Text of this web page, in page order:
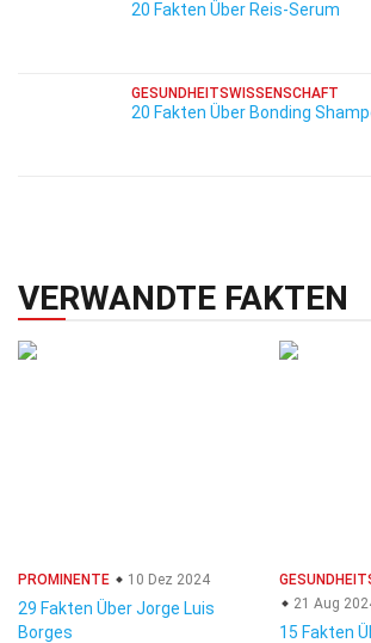
20 Fakten Über Reis-Serum
GESUNDHEITSWISSENSCHAFT
20 Fakten Über Bonding
VERWANDTE FAKTEN
PROMINENTE 10 Dez 2024
29 Fakten Über Jorge Luis
Borges
21 Aug
15 Fakten